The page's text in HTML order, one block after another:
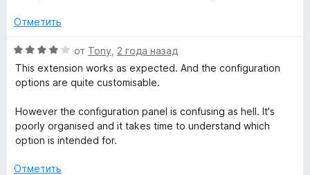
н
5
и
Отметить
О
ц
е
е
н
о
а
от Tony 2 года назад
This extension works as expected. And the configuration
options are quite customisable.
However the configuration panel is confusing as hell. It's
poorly organised and it takes time to understand which
option is intended for.
Отметить